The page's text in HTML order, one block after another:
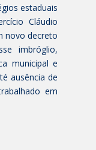
estaduais
Cláudio
novo decreto
imbróglio,
municipal e
ausência de
em